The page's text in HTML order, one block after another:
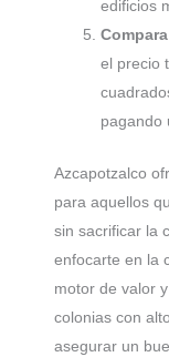
edificios
el precio
pagando
Azcapotzalco
para aquellos
sin sacrificar la
enfocarte en la
motor de valor
colonias con
asegurar un